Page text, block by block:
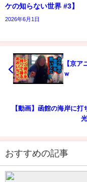
ケの知らない世界 #3】
2026年6月1日
【京
ｗ
【動画】函館の海岸に
おすすめの記事